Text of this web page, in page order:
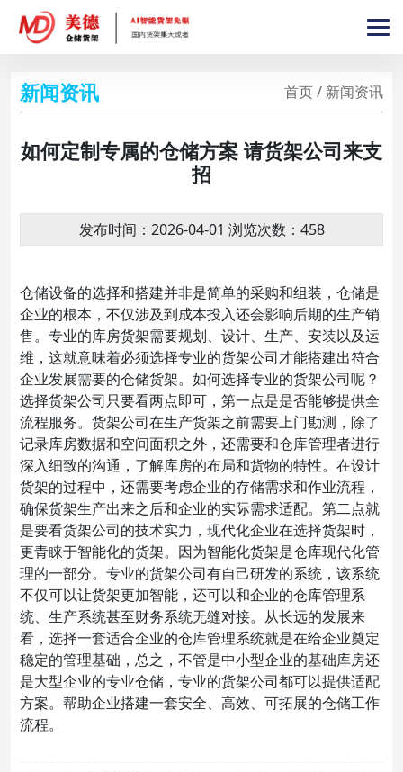
新闻资讯 首页 / 新闻资讯
如何定制专属的仓储方案 请货架公司来支
招
发布时间：2026-04-01 浏览次数：458
仓储设备的选择和搭建并非是简单的采购和组装，仓储是
企业的根本，不仅涉及到成本投入还会影响后期的生产销
售。专业的库房货架需要规划、设计、生产、安装以及运
维，这就意味着必须选择专业的货架公司才能搭建出符合
企业发展需要的仓储货架。如何选择专业的货架公司呢？
选择货架公司只要看两点即可，第一点是是否能够提供全
流程服务。货架公司在生产货架之前需要上门勘测，除了
记录库房数据和空间面积之外，还需要和仓库管理者进行
深入细致的沟通，了解库房的布局和货物的特性。在设计
货架的过程中，还需要考虑企业的存储需求和作业流程，
确保货架生产出来之后和企业的实际需求适配。第二点就
是要看货架公司的技术实力，现代化企业在选择货架时，
更青睐于智能化的货架。因为智能化货架是仓库现代化管
理的一部分。专业的货架公司有自己研发的系统，该系统
不仅可以让货架更加智能，还可以和企业的仓库管理系
统、生产系统甚至财务系统无缝对接。从长远的发展来
看，选择一套适合企业的仓库管理系统就是在给企业奠定
稳定的管理基础，总之，不管是中小型企业的基础库房还
是大型企业的专业仓储，专业的货架公司都可以提供适配
方案。帮助企业搭建一套安全、高效、可拓展的仓储工作
流程。